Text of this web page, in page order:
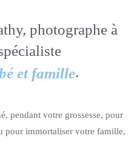
photographe à
et famille.
pendant votre grossesse, pour
pour immortaliser votre famille,